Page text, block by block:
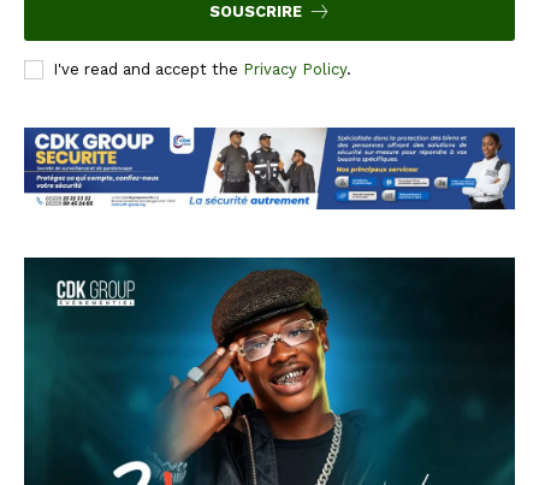
SOUSCRIRE
I've read and accept the Privacy Policy.